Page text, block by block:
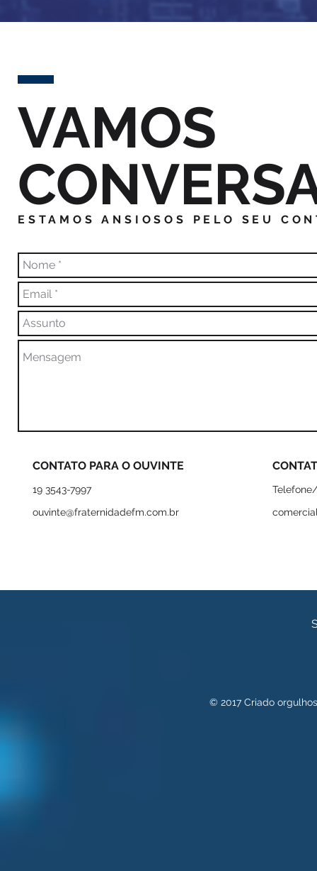
VAMOS
ESTAMOS ANSIOSOS PELO SEU
Telefone/
CONTATO PARA O OUVINTE
19 3543-7997
ouvinte@fraternidadefm.com.br
© 2017 Criado